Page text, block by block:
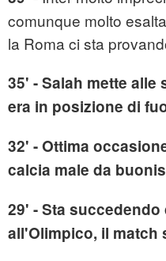
comunque molto
la Roma ci sta
35' - Salah mette alle
era in posizione di
32' - Ottima
calcia male da
29' - Sta
all'Olimpico, il match